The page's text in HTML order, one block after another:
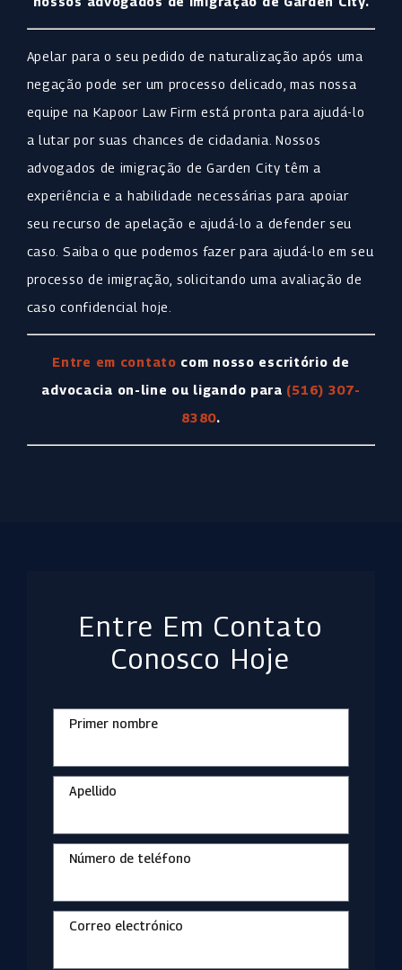
Apelar para o seu pedido de naturalização após uma
negação pode ser um processo delicado, mas nossa
equipe na Kapoor Law Firm está pronta para ajudá-lo
a lutar por suas chances de cidadania. Nossos
advogados de imigração de Garden City têm a
experiência e a habilidade necessárias para apoiar
seu recurso de apelação e ajudá-lo a defender seu
caso. Saiba o que podemos fazer para ajudá-lo em seu
processo de imigração, solicitando uma avaliação de
caso confidencial hoje.
Entre em contato com nosso escritório de
advocacia on-line ou ligando para (516) 307-
8380.
Entre Em Contato
Conosco Hoje
Primer nombre
Apellido
Número de teléfono
Correo electrónico